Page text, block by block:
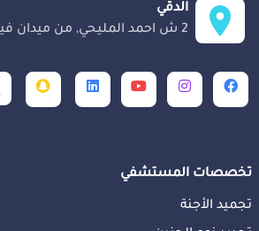
الدقي
2 ش احمد المليحي, من ميدان فيني, الدقي, الجيزة, مصر
تخصصات المستشفي
تجميد الأجنة